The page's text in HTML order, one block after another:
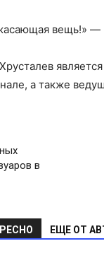
вещь!» —
а также
в
ЕЩЕ ОТ